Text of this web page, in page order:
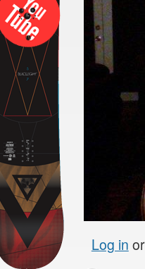
Log in